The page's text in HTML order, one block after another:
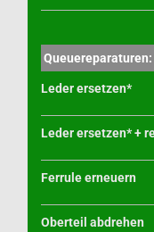
Queuereparaturen:
Leder ersetzen*
Leder ersetzen* +
Ferrule erneuern
Oberteil abdrehen